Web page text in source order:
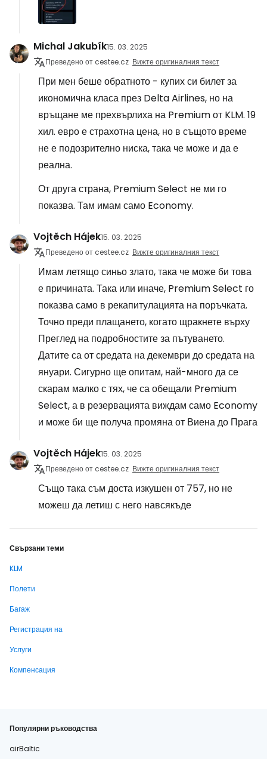
Michal Jakubík15. 03. 2025
Преведено от cestee.cz Вижте оригиналния текст
При мен беше обратното - купих си билет за
икономична класа през Delta Airlines, но на
връщане ме прехвърлиха на Premium от KLM. 19
хил. евро е страхотна цена, но в същото време
не е подозрително ниска, така че може и да е
реална.
От друга страна, Premium Select не ми го
показва. Там имам само Economy.
Vojtěch Hájek15. 03. 2025
Преведено от cestee.cz Вижте оригиналния текст
Имам летящо синьо злато, така че може би това
е причината. Така или иначе, Premium Select го
показва само в рекапитулацията на поръчката.
Точно преди плащането, когато щракнете върху
Преглед на подробностите за пътуването.
Датите са от средата на декември до средата на
януари. Сигурно ще опитам, най-много да се
скарам малко с тях, че са обещали Premium
Select, а в резервацията виждам само Economy
и може би ще получа промяна от Виена до Прага
Vojtěch Hájek15. 03. 2025
Преведено от cestee.cz Вижте оригиналния текст
Също така съм доста изкушен от 757, но не
можеш да летиш с него навсякъде
Свързани теми
KLM
Полети
Багаж
Регистрация на
Услуги
Компенсация
Популярни ръководства
airBaltic